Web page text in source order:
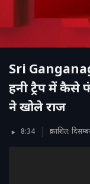
Sri
हनी ट्रैप में कैसे
ने खोले राज
8:34 प्रकाशित: